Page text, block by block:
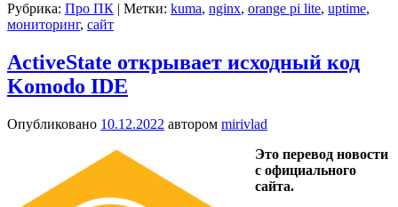
Рубрика: Про ПК | Метки: kuma, nginx, orange pi lite, uptime,
мониторинг, сайт
ActiveState открывает исходный код
Komodo IDE
Опубликовано 10.12.2022 автором mirivlad
Это перевод новости
с официального
сайта.